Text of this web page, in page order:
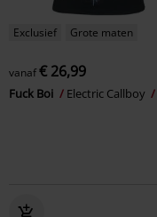
Exclusief Grote maten
vanaf€ 26,99
Fuck Boi Electric Callboy